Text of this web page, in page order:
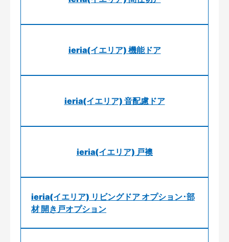
ieria(イエリア) 機能ドア
ieria(イエリア) 音配慮ドア
ieria(イエリア) 戸襖
ieria(イエリア) リビングドア オプション･部
材 開き戸オプション